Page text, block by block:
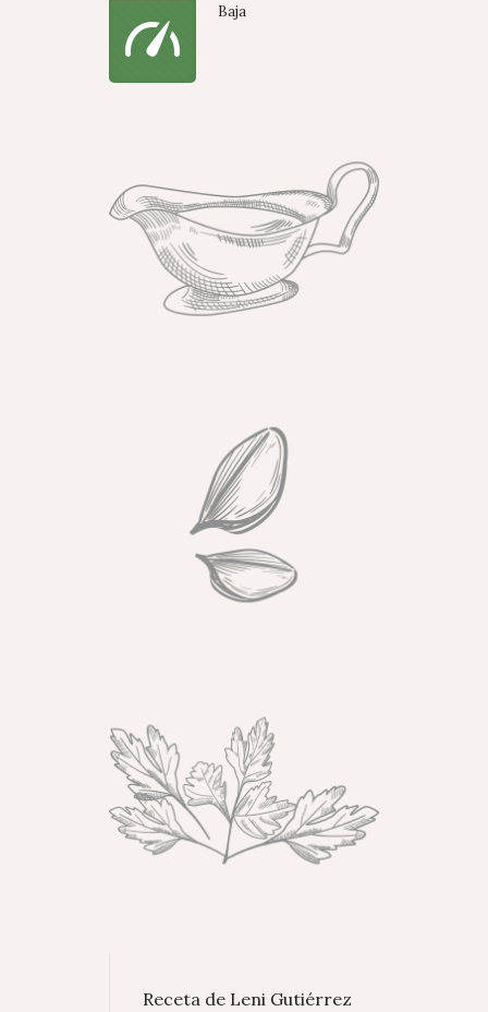
Baja
Receta de Leni Gutiérrez